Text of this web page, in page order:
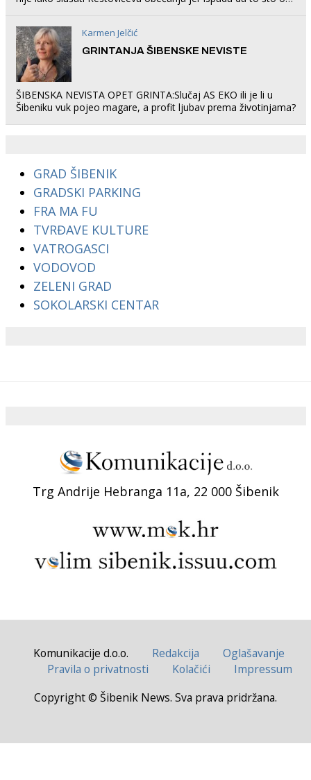
Karmen Jelčić
GRINTANJA ŠIBENSKE NEVISTE
ŠIBENSKA NEVISTA OPET GRINTA:Slučaj AS EKO ili je li u
Šibeniku vuk pojeo magare, a profit ljubav prema životinjama?
GRAD ŠIBENIK
GRADSKI PARKING
FRA MA FU
TVRĐAVE KULTURE
VATROGASCI
VODOVOD
ZELENI GRAD
SOKOLARSKI CENTAR
Trg Andrije Hebranga 11a, 22 000 Šibenik
Komunikacije d.o.o. Redakcija
Oglašavanje
Pravila o privatnosti
Kolačići
Impressum
Copyright © Šibenik News. Sva prava pridržana.